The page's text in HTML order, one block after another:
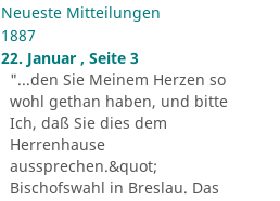
Neueste Mitteilungen
1887
22. Januar , Seite 3
"...den Sie Meinem Herzen so
wohl gethan haben, und bitte
Ich, daß Sie dies dem
Herrenhause
aussprechen.&quot;
Bischofswahl in Breslau. Das